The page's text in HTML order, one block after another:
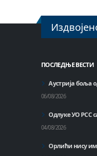
ПОСЛЕДЊЕ ВЕСТИ
Аустрија боља
06/08/2026
Одлуке УО РСС
04/08/2026
Орлићи нису